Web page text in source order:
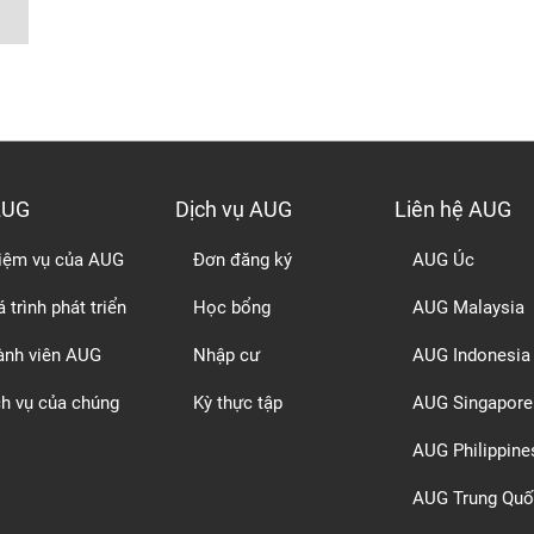
vụ của AUG
trình phát triển
viên AUG
vụ của chúng
Dịch vụ AUG
Đơn đăng ký
Học bổng
Nhập cư
Kỳ thực tập
Liên hệ AUG
AUG Úc
AUG Malaysia
AUG Indonesia
AUG Singapore
AUG
AUG Trung